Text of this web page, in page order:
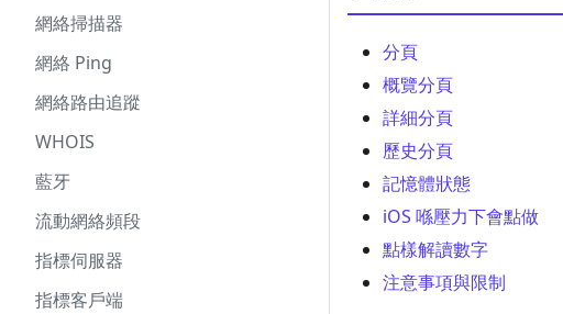
網絡掃描器
網絡 Ping
網絡路由追蹤
WHOIS
藍牙
流動網絡頻段
指標伺服器
指標客戶端
分頁
概覽分頁
詳細分頁
歷史分頁
記憶體狀態
iOS 喺壓力下會點做
點樣解讀數字
注意事項與限制